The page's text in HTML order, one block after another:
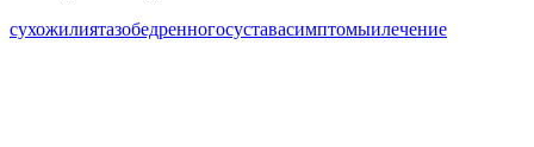
сухожилиятазобедренногосуставасимптомыилечение